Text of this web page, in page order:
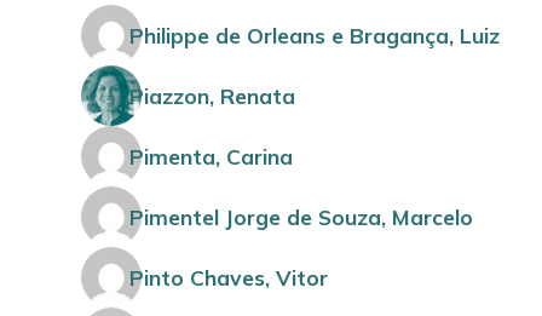
Philippe de Orleans e Bragança, Luiz
Piazzon, Renata
Pimenta, Carina
Pimentel Jorge de Souza, Marcelo
Pinto Chaves, Vitor